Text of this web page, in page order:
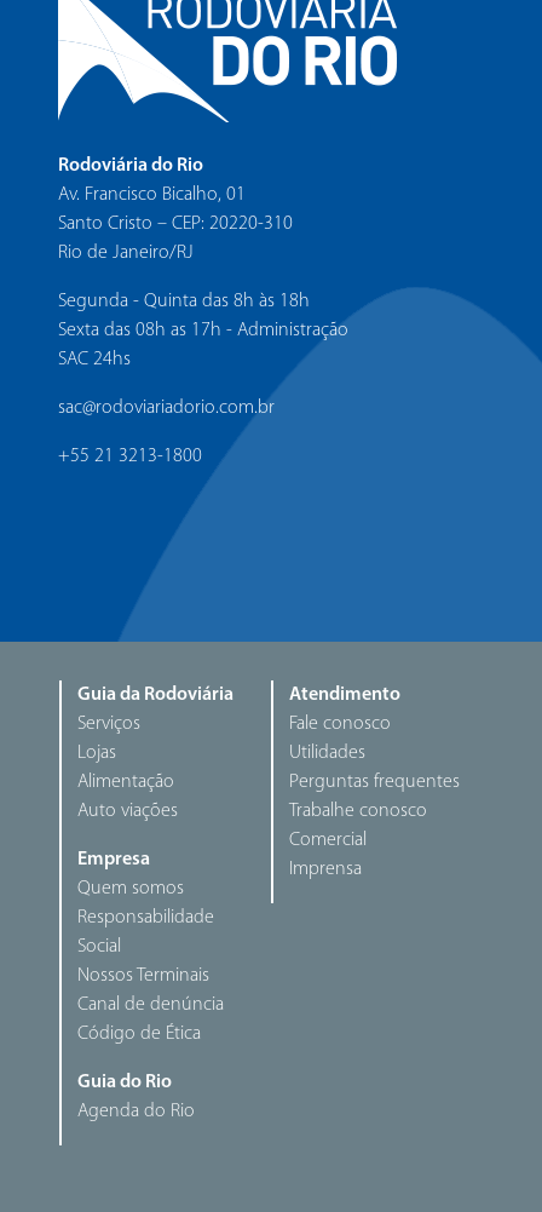
Rodoviária do Rio
Av. Francisco Bicalho, 01
Santo Cristo – CEP: 20220-310
Rio de Janeiro/RJ
Segunda - Quinta das 8h às 18h
Sexta das 08h as 17h - Administração
SAC 24hs
sac@rodoviariadorio.com.br
+55 21 3213-1800
Guia da Rodoviária
Serviços
Lojas
Alimentação
Auto viações
Empresa
Quem somos
Responsabilidade
Social
Nossos Terminais
Canal de denúncia
Código de Ética
Guia do Rio
Agenda do Rio
Atendimento
Fale conosco
Utilidades
Perguntas frequentes
Trabalhe conosco
Comercial
Imprensa